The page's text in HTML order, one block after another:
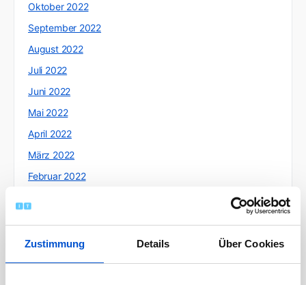
Zustimmung Details Über Cookies
Oktober 2022
September 2022
August 2022
Juli 2022
Juni 2022
Mai 2022
April 2022
März 2022
Februar 2022
November 2021
Oktober 2021